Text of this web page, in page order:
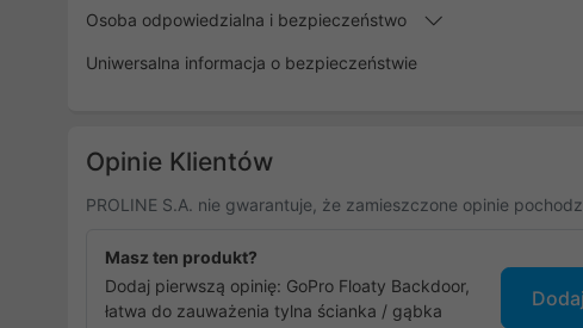
Osoba odpowiedzialna i bezpieczeństwo
Uniwersalna informacja o bezpieczeństwie
Opinie Klientów
PROLINE S.A. nie gwarantuje, że zamieszczone opinie
Masz ten produkt?
Dodaj pierwszą opinię: GoPro Floaty Backdoor,
łatwa do zauważenia tylna ścianka / gąbka